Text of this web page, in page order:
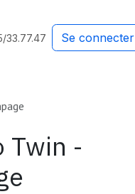
33.77.47 Se connecter
Twin -